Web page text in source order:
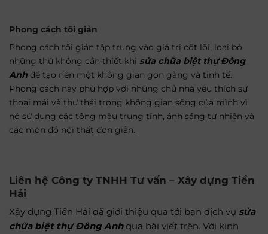
Phong cách tối giản
Phong cách tối giản tập trung vào giá trị cốt lõi, loại bỏ
những thứ không cần thiết khi sửa chữa biệt thự Đông
Anh để tạo nên một không gian gọn gàng và tinh tế.
Phong cách này phù hợp với những chủ nhà yêu thích sự
thoải mái và thư thái trong không gian sống của mình vì
nó sử dụng các tông màu trung tính, ánh sáng tự nhiên và
các món đồ nội thất đơn giản.
Liên hệ Công ty TNHH Tư vấn – Xây dựng Tiền
Hải
Xây dựng Tiền Hải đã giới thiệu qua tới bạn dịch vụ sửa
chữa biệt thự Đông Anh qua bài viết trên. Với kinh